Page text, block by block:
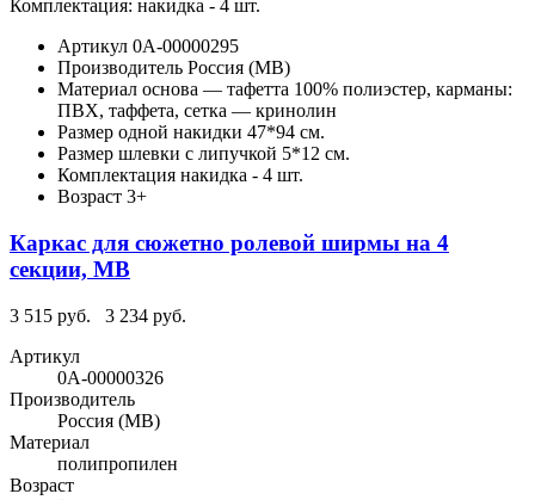
Комплектация: накидка - 4 шт.
Артикул 0А-00000295
Производитель Россия (МВ)
Материал основа — тафетта 100% полиэстер, карманы:
ПВХ, таффета, сетка — кринолин
Размер одной накидки 47*94 см.
Размер шлевки с липучкой 5*12 см.
Комплектация накидка - 4 шт.
Возраст 3+
Каркас для сюжетно ролевой ширмы на 4
секции, МВ
3 515 руб.
3 234 руб.
Артикул
0А-00000326
Производитель
Россия (МВ)
Материал
полипропилен
Возраст